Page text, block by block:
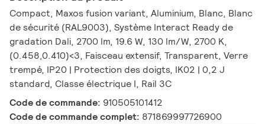
Compact, Maxos fusion variant, Aluminium, Blanc, Blanc
de sécurité (RAL9003), Système Interact Ready de
gradation Dali, 2700 lm, 19.6 W, 130 lm/W, 2700 K,
(0.458,0.410)<3, Faisceau extensif, Transparent, Verre
trempé, IP20 | Protection des doigts, IK02 | 0,2 J
standard, Classe électrique I, Rail 3C
Code de commande: 910505101412
Code de commande complet: 871869997726900